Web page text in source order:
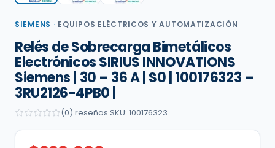
SIEMENS · EQUIPOS ELÉCTRICOS Y AUTOMATIZACIÓN
Relés de Sobrecarga Bimetálicos
Electrónicos SIRIUS INNOVATIONS
Siemens | 30 – 36 A | S0 | 100176323 –
3RU2126-4PB0 |
(0) reseñas SKU: 100176323